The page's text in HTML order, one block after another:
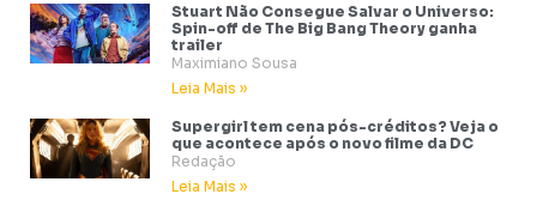
Stuart Não Consegue Salvar o Universo:
Spin-off de The Big Bang Theory ganha
trailer
Maximiano Sousa
Leia Mais »
Supergirl tem cena pós-créditos? Veja o
que acontece após o novo filme da DC
Redação
Leia Mais »